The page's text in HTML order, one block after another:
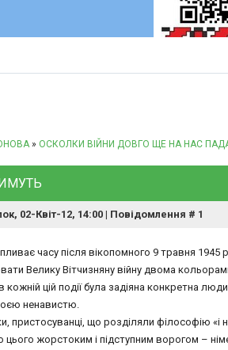
» ОСКОЛКИ ВІЙНИ ДОВГО ЩЕ НА НАС
02-Квіт-12, 14:00 | Повідомлення # 1
часу після вікопомного 9 травня
Велику Вітчизняну війну двома
кожній цій події була задіяна конкретна
ненавистю.
пристосуванці, що розділяли філософію
цього жорстоким і підступним ворогом –